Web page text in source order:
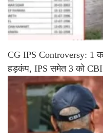
CG IPS Controversy: 1
हड़कंप, IPS समेत 3 को CBI